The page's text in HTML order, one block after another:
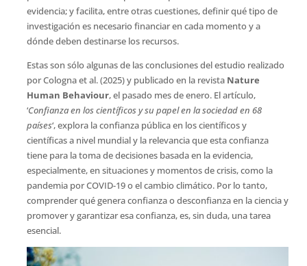
evidencia; y facilita, entre otras cuestiones, definir qué tipo de
investigación es necesario financiar en cada momento y a
dónde deben destinarse los recursos.
Estas son sólo algunas de las conclusiones del estudio realizado
por Cologna et al. (2025) y publicado en la revista Nature
Human Behaviour, el pasado mes de enero. El artículo,
‘Confianza en los científicos y su papel en la sociedad en 68
países‘, explora la confianza pública en los científicos y
científicas a nivel mundial y la relevancia que esta confianza
tiene para la toma de decisiones basada en la evidencia,
especialmente, en situaciones y momentos de crisis, como la
pandemia por COVID-19 o el cambio climático. Por lo tanto,
comprender qué genera confianza o desconfianza en la ciencia y
promover y garantizar esa confianza, es, sin duda, una tarea
esencial.